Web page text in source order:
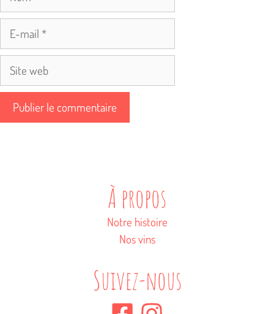
mail
Site
web
À propos
Notre histoire
Nos vins
Suivez-nous